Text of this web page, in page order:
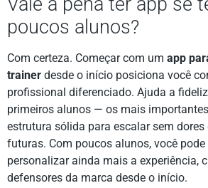
poucos alunos?
Com certeza. Começar com um app
trainer desde o início posiciona você
profissional diferenciado. Ajuda a
primeiros alunos — os mais
estrutura sólida para escalar sem dores
futuras. Com poucos alunos, você pode
personalizar ainda mais a experiência,
defensores da marca desde o início.